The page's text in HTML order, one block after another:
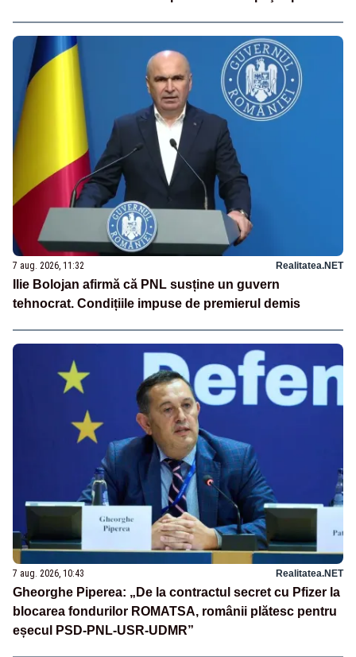
7 aug. 2026, 11:32 Realitatea.NET
Ilie Bolojan afirmă că PNL susține un guvern
tehnocrat. Condițiile impuse de premierul demis
7 aug. 2026, 10:43 Realitatea.NET
Gheorghe Piperea: „De la contractul secret cu Pfizer la
blocarea fondurilor ROMATSA, românii plătesc pentru
eșecul PSD-PNL-USR-UDMR”